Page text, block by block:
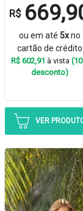
R$
ou em até 5xno
cartão de crédito
R$ 602,91 à vista
desconto)
VER